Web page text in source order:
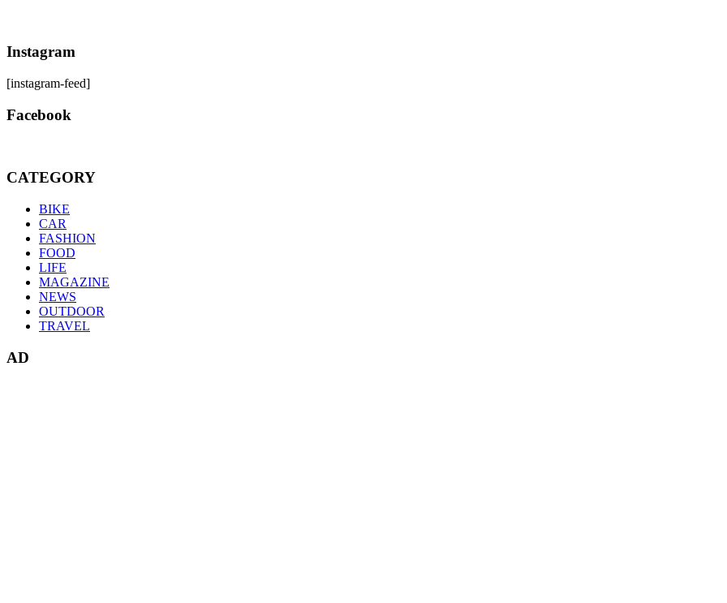
Instagram
[instagram-feed]
Facebook
CATEGORY
BIKE
CAR
FASHION
FOOD
LIFE
MAGAZINE
NEWS
OUTDOOR
TRAVEL
AD